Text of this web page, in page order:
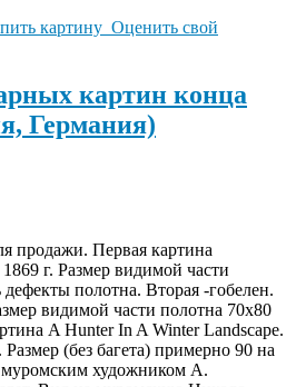
картину Оценить свой
картин конца
Германия)
продажи. Первая картина
г. Размер видимой части
полотна. Вторая -гобелен.
видимой части полотна 70х80
A Hunter In A Winter Landscape.
(без багета) примерно 90 на
художником А.